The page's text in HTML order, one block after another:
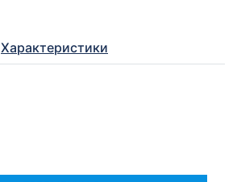
Характеристики